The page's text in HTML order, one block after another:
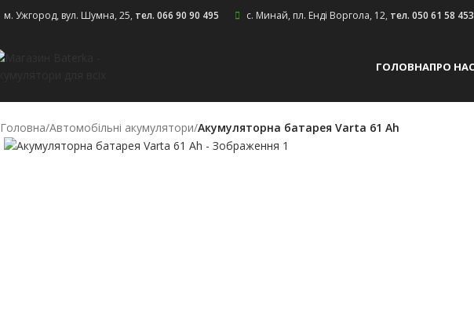
Skip to navigation Skip to main content
м. Ужгород, вул. Шумна, 25, тел. 066 90 90 495 с. Минай, пл. Енді Воргола, 12, тел. 050 61 58 453
ГОЛОВНАПРО НАС
Головна/Автомобільні акумулятори/Акумуляторна батарея Varta 61 Ah